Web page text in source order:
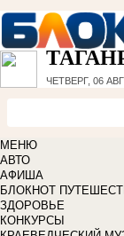
ЧЕТВЕРГ, 06
МЕНЮ
АВТО
АФИША
БЛОКНОТ
ЗДОРОВЬЕ
КОНКУРСЫ